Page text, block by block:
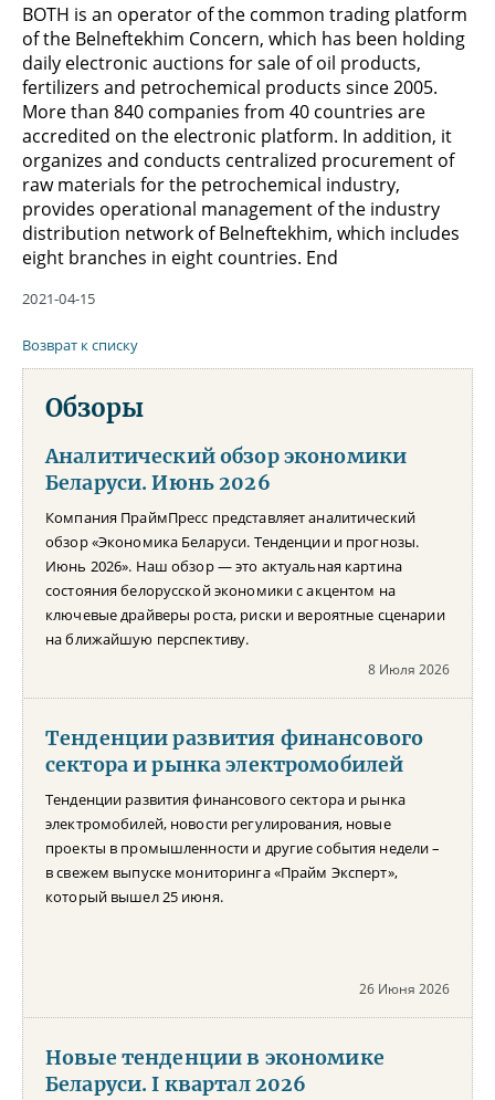
BOTH is an operator of the common trading platform
of the Belneftekhim Concern, which has been holding
daily electronic auctions for sale of oil products,
fertilizers and petrochemical products since 2005.
More than 840 companies from 40 countries are
accredited on the electronic platform. In addition, it
organizes and conducts centralized procurement of
raw materials for the petrochemical industry,
provides operational management of the industry
distribution network of Belneftekhim, which includes
eight branches in eight countries. End
2021-04-15
Возврат к списку
Обзоры
Аналитический обзор экономики
Беларуси. Июнь 2026
Компания ПраймПресс представляет аналитический
обзор «Экономика Беларуси. Тенденции и прогнозы.
Июнь 2026». Наш обзор — это актуальная картина
состояния белорусской экономики с акцентом на
ключевые драйверы роста, риски и вероятные сценарии
на ближайшую перспективу.
8 Июля 2026
Тенденции развития финансового
сектора и рынка электромобилей
Тенденции развития финансового сектора и рынка
электромобилей, новости регулирования, новые
проекты в промышленности и другие события недели –
в свежем выпуске мониторинга «Прайм Эксперт»,
который вышел 25 июня.
26 Июня 2026
Новые тенденции в экономике
Беларуси. I квартал 2026